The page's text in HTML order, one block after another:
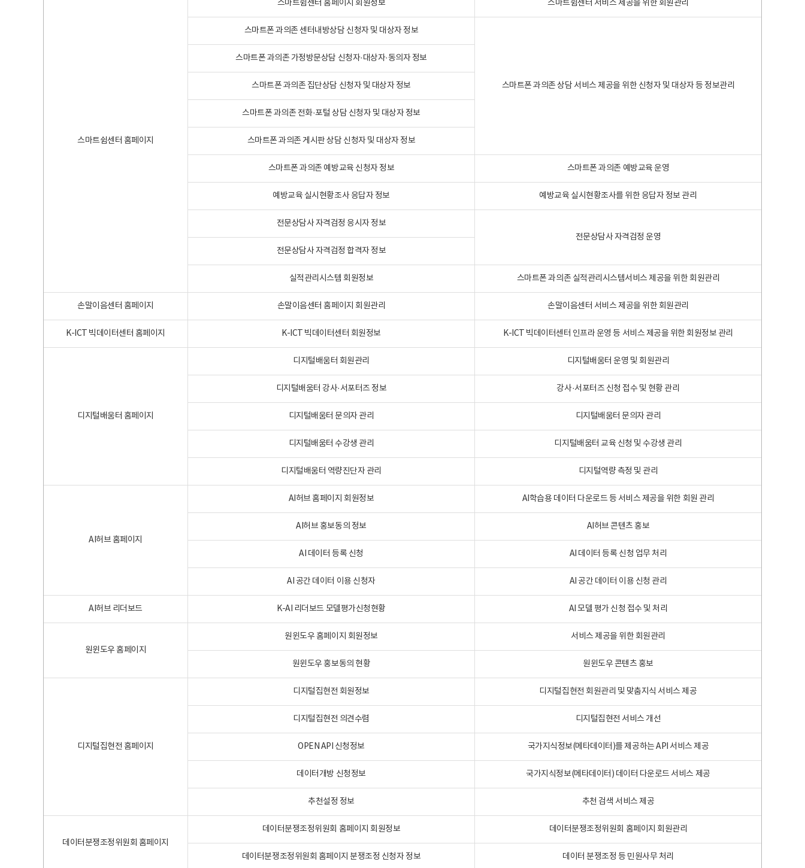
스마트쉼센터 홈페이지
스마트쉼센터 홈페이지 회원정보 스마트쉼센터 서비스 제공을 위한 회원관리
스마트폰 과의존 센터내방상담 신청자 및 대상자 정보
스마트폰 과의존 상담 서비스 제공을 위한 신청자 및 대상자 등 정보관리
스마트폰 과의존 가정방문상담 신청자·대상자·동의자 정보
스마트폰 과의존 집단상담 신청자 및 대상자 정보
스마트폰 과의존 전화·포털 상담 신청자 및 대상자 정보
스마트폰 과의존 게시판 상담 신청자 및 대상자 정보
스마트폰 과의존 예방교육 신청자 정보 스마트폰 과의존 예방교육 운영
예방교육 실시현황조사 응답자 정보 예방교육 실시현황조사를 위한 응답자 정보 관리
전문상담사 자격검정 응시자 정보
전문상담사 자격검정 운영
전문상담사 자격검정 합격자 정보
실적관리시스템 회원정보 스마트폰 과의존 실적관리시스템서비스 제공을 위한 회원관리
손말이음센터 홈페이지 손말이음센터 홈페이지 회원관리 손말이음센터 서비스 제공을 위한 회원관리
K-ICT 빅데이터센터 홈페이지 K-ICT 빅데이터센터 회원정보 K-ICT 빅데이터센터 인프라 운영 등 서비스 제공을 위한 회원정보 관리
디지털배움터 홈페이지
디지털배움터 회원관리 디지털배움터 운영 및 회원관리
디지털배움터 강사·서포터즈 정보 강사·서포터즈 신청 접수 및 현황 관리
디지털배움터 문의자 관리 디지털배움터 문의자 관리
디지털배움터 수강생 관리 디지털배움터 교육 신청 및 수강생 관리
디지털배움터 역량진단자 관리 디지털역량 측정 및 관리
AI허브 홈페이지
AI허브 홈페이지 회원정보 AI학습용 데이터 다운로드 등 서비스 제공을 위한 회원 관리
AI허브 홍보동의 정보 AI허브 콘텐츠 홍보
AI 데이터 등록 신청 AI 데이터 등록 신청 업무 처리
AI 공간 데이터 이용 신청자 AI 공간 데이터 이용 신청 관리
AI허브 리더보드 K-AI 리더보드 모델평가신청현황 AI 모델 평가 신청 접수 및 처리
원윈도우 홈페이지
원윈도우 홈페이지 회원정보 서비스 제공을 위한 회원관리
원윈도우 홍보동의 현황 원윈도우 콘텐츠 홍보
디지털집현전 홈페이지
디지털집현전 회원정보 디지털집현전 회원관리 및 맞춤지식 서비스 제공
디지털집현전 의견수렴 디지털집현전 서비스 개선
OPEN API 신청정보 국가지식정보(메타데이터)를 제공하는 API 서비스 제공
데이터개방 신청정보 국가지식정보(메타데이터) 데이터 다운로드 서비스 제공
추천설정 정보 추천 검색 서비스 제공
데이터분쟁조정위원회 홈페이지
데이터분쟁조정위원회 홈페이지 회원정보 데이터분쟁조정위원회 홈페이지 회원관리
데이터분쟁조정위원회 홈페이지 분쟁조정 신청자 정보 데이터 분쟁조정 등 민원사무 처리